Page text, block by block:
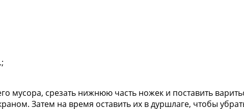
мусора, срезать нижнюю часть ножек и поставить
Затем на время оставить их в дуршлаге, чтобы